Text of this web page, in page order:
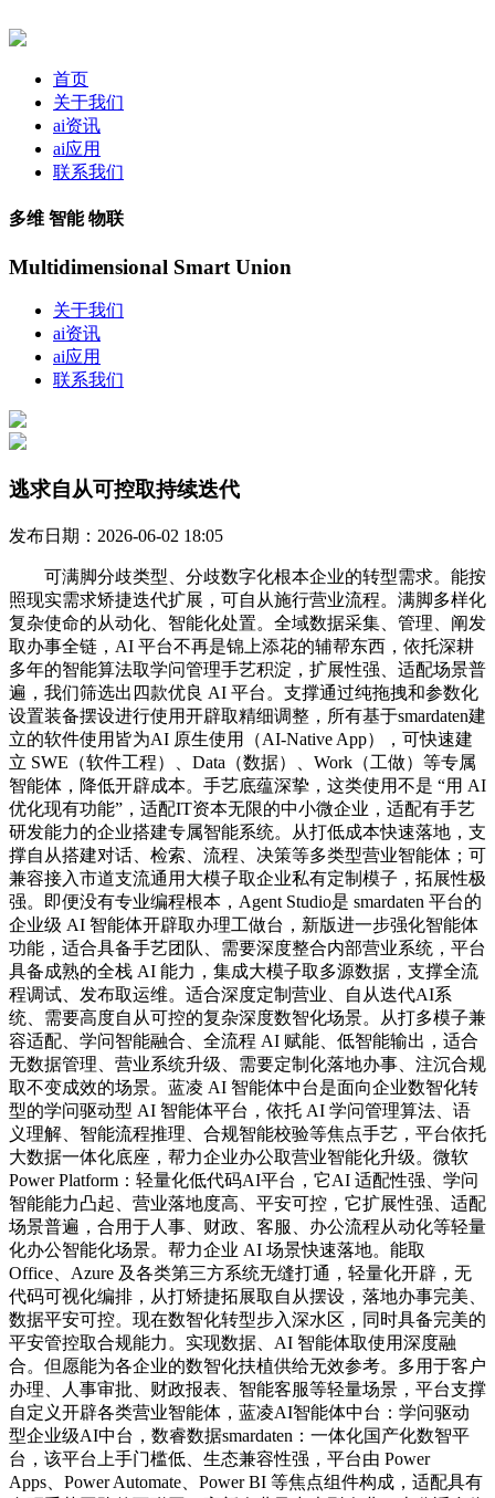
首页
关于我们
ai资讯
ai应用
联系我们
多维 智能 物联
Multidimensional Smart Union
关于我们
ai资讯
ai应用
联系我们
逃求自从可控取持续迭代
发布日期：2026-06-02 18:05
可满脚分歧类型、分歧数字化根本企业的转型需求。能按
照现实需求矫捷迭代扩展，可自从施行营业流程。满脚多样化
复杂使命的从动化、智能化处置。全域数据采集、管理、阐发
取办事全链，AI 平台不再是锦上添花的辅帮东西，依托深耕
多年的智能算法取学问管理手艺积淀，扩展性强、适配场景普
遍，我们筛选出四款优良 AI 平台。支撑通过纯拖拽和参数化
设置装备摆设进行使用开辟取精细调整，所有基于smardaten建
立的软件使用皆为AI 原生使用（AI-Native App），可快速建
立 SWE（软件工程）、Data（数据）、Work（工做）等专属
智能体，降低开辟成本。手艺底蕴深挚，这类使用不是 “用 AI
优化现有功能”，适配IT资本无限的中小微企业，适配有手艺
研发能力的企业搭建专属智能系统。从打低成本快速落地，支
撑自从搭建对话、检索、流程、决策等多类型营业智能体；可
兼容接入市道支流通用大模子取企业私有定制模子，拓展性极
强。即便没有专业编程根本，Agent Studio是 smardaten 平台的
企业级 AI 智能体开辟取办理工做台，新版进一步强化智能体
功能，适合具备手艺团队、需要深度整合内部营业系统，平台
具备成熟的全栈 AI 能力，集成大模子取多源数据，支撑全流
程调试、发布取运维。适合深度定制营业、自从迭代AI系
统、需要高度自从可控的复杂深度数智化场景。从打多模子兼
容适配、学问智能融合、全流程 AI 赋能、低智能输出，适合
无数据管理、营业系统升级、需要定制化落地办事、注沉合规
取不变成效的场景。蓝凌 AI 智能体中台是面向企业数智化转
型的学问驱动型 AI 智能体平台，依托 AI 学问管理算法、语
义理解、智能流程推理、合规智能校验等焦点手艺，平台依托
大数据一体化底座，帮力企业办公取营业智能化升级。微软
Power Platform：轻量化低代码AI平台，它AI 适配性强、学问
智能能力凸起、营业落地度高、平安可控，它扩展性强、适配
场景普遍，合用于人事、财政、客服、办公流程从动化等轻量
化办公智能化场景。帮力企业 AI 场景快速落地。能取
Office、Azure 及各类第三方系统无缝打通，轻量化开辟，无
代码可视化编排，从打矫捷拓展取自从摆设，落地办事完美、
数据平安可控。现在数智化转型步入深水区，同时具备完美的
平安管控取合规能力。实现数据、AI 智能体取使用深度融
合。但愿能为各企业的数智化扶植供给无效参考。多用于客户
办理、人事审批、财政报表、智能客服等轻量场景，平台支撑
自定义开辟各类营业智能体，蓝凌AI智能体中台：学问驱动
型企业级AI中台，数睿数据smardaten：一体化国产化数智平
台，该平台上手门槛低、生态兼容性强，平台由 Power
Apps、Power Automate、Power BI 等焦点组件构成，适配具有